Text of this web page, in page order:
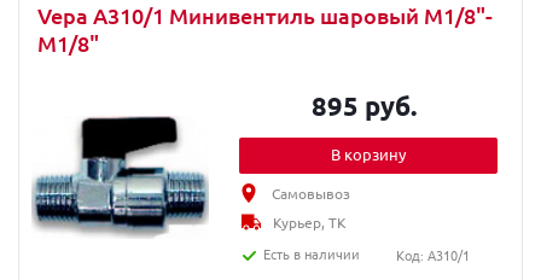
Vepa A310/1 Минивентиль шаровый M1/8"-
M1/8"
895 руб.
В корзину
Самовывоз
Курьер, ТК
Есть в наличии
Код: A310/1